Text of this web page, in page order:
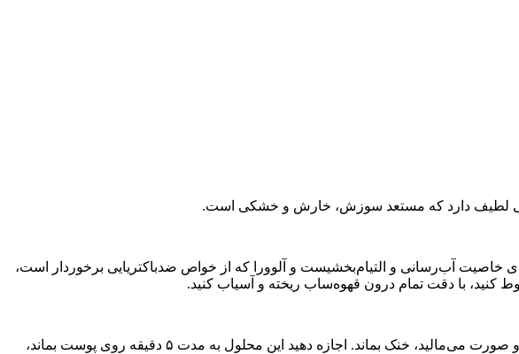
پوستی لطیف دارد که مستعد سوزش، خارش و خشکی است.
آب‌رسانی و التیام‌بخشیست و آلوورا که از خواص ضدباکتریایی برخوردار است،
داس پیشنهاد می‌کند که از یک ظرف آهنی کوچک و قاشق استفاده کنید تا مادامی که محلول را به پوست گردن، ترقوه و صورت می‌مالید، خنک بماند. اجازه دهید این محلول به مدت ۵ دقیقه روی پوست بماند،